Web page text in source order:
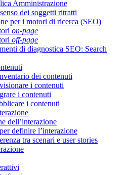
Amministrazione
dei soggetti ritratti
per i motori di ricerca (SEO)
on-page
off-page
di diagnostica SEO: Search
dei contenuti
i contenuti
i contenuti
i contenuti
dell’interazione
definire l’interazione
tra scenari e user stories